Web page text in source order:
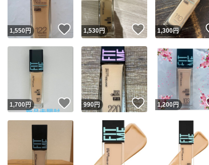
いいね！
1,550円 いいね！
1,530円 いいね！
1,300円
いいね！
1,700円 いいね！
990円 いいね！
1,200円